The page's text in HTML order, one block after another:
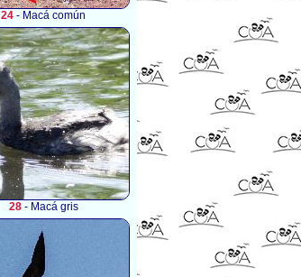
24 - Macá común
28- Macá gris